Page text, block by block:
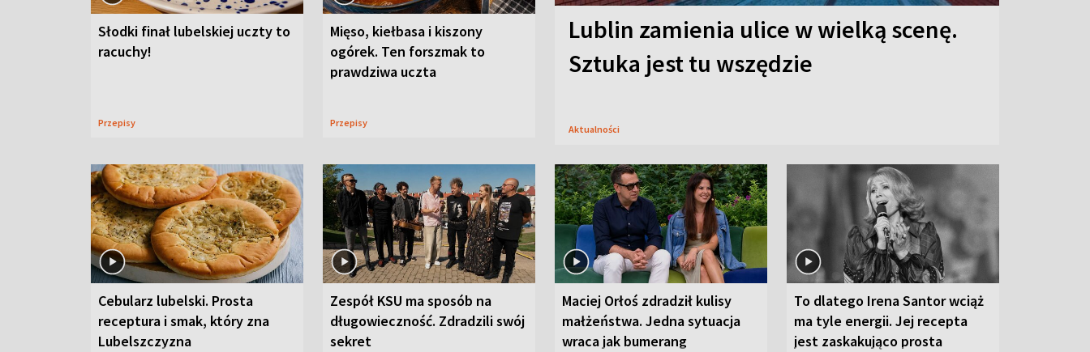
Słodki finał lubelskiej uczty to
racuchy!
Przepisy
Mięso, kiełbasa i kiszony
ogórek. Ten forszmak to
prawdziwa uczta
Przepisy
Lublin zamienia ulice w wielką scenę.
Sztuka jest tu wszędzie
Aktualności
Cebularz lubelski. Prosta
receptura i smak, który zna
Lubelszczyzna
Zespół KSU ma sposób na
długowieczność. Zdradzili swój
sekret
Maciej Orłoś zdradził kulisy
małżeństwa. Jedna sytuacja
wraca jak bumerang
To dlatego Irena Santor wciąż
ma tyle energii. Jej recepta
jest zaskakująco prosta